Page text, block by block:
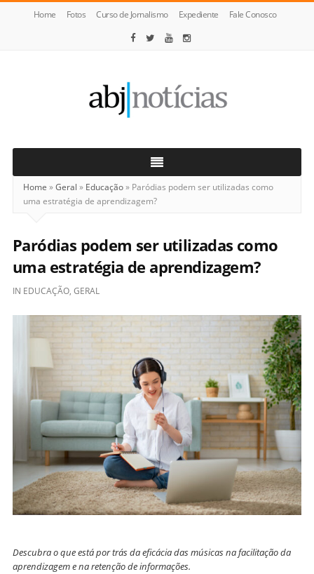
Home Fotos Curso de Jornalismo Expediente Fale Conosco
Notícias
Home »Geral » Educação» Paródias podem ser utilizadas como
uma estratégia de aprendizagem?
Paródias podem ser utilizadas como
uma estratégia de aprendizagem?
IN EDUCAÇÃO, GERAL
Descubra o que está por trás da eficácia das músicas na facilitação da
aprendizagem e na retenção de informações.